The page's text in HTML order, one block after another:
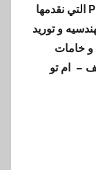
التي نقدمها
و توريد
و خامات
– ام تو